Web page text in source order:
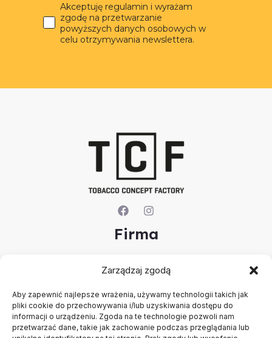
Zarządzaj zgodą
Aby zapewnić najlepsze wrażenia, używamy technologii takich jak
pliki cookie do przechowywania i/lub uzyskiwania dostępu do
informacji o urządzeniu. Zgoda na te technologie pozwoli nam
przetwarzać dane, takie jak zachowanie podczas przeglądania lub
Akceptuję regulamin i wyrażam
zgodę na przetwarzanie
powyższych danych osobowych w
celu otrzymywania newslettera.
Firma
Kontakt
Konto
Polityka prywatności
Regulamin